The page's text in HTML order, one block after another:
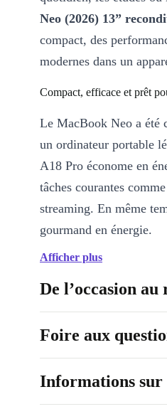
Neo (2026) 13”
compact, des
modernes dans un
Compact, efficace et prêt
Le MacBook Neo a été
un ordinateur portable
A18 Pro économe en
tâches courantes
streaming. En même
gourmand en énergie.
Points forts en un coup d’œil
Puce A18 Pro pour
bonnes performances
pour des fonctions
Écran 13 pouces
Afficher plus
De l’occasion
Foire aux
Informations